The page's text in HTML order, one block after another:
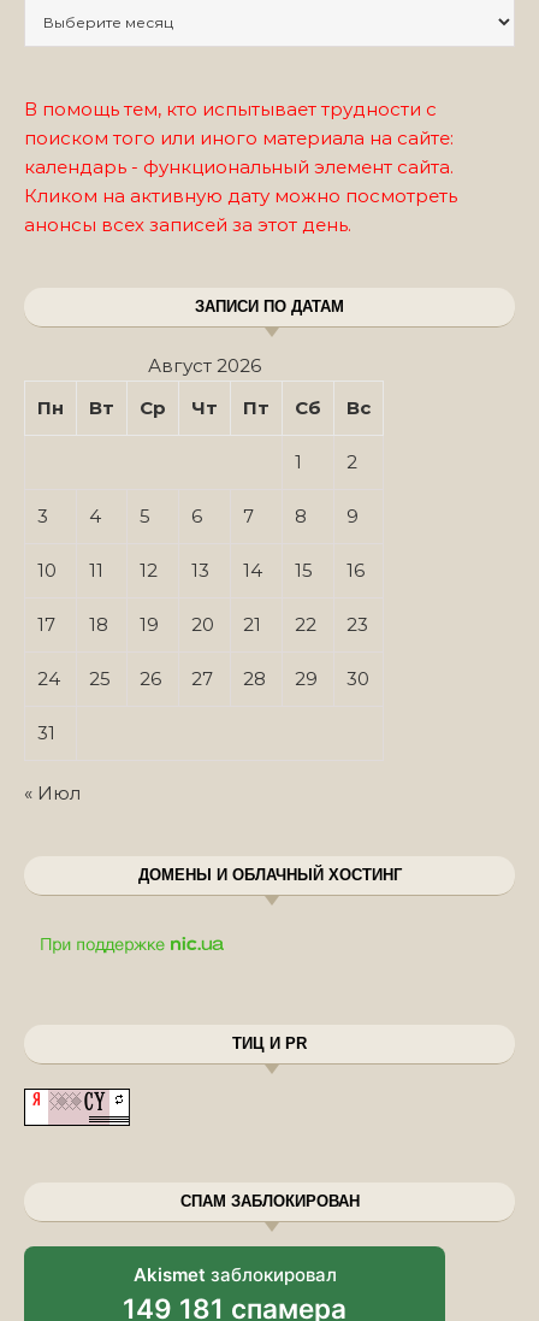
В помощь тем, кто испытывает трудности с
поиском того или иного материала на сайте:
календарь - функциональный элемент сайта.
Кликом на активную дату можно посмотреть
анонсы всех записей за этот день.
ЗАПИСИ ПО ДАТАМ
Август 2026
Пн
Вт Ср Чт Пт Сб Вс
1 2
3 4 5 6 7 8 9
10 11 12 13 14 15 16
17 18 19 20 21 22 23
24 25 26 27 28 29 30
31
« Июл
ДОМЕНЫ И ОБЛАЧНЫЙ ХОСТИНГ
ТИЦ И PR
СПАМ ЗАБЛОКИРОВАН
Akismet заблокировал
149 181 спамера